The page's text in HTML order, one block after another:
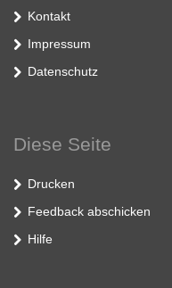
Kontakt
Impressum
Datenschutz
Diese Seite
Drucken
Feedback abschicken
Hilfe